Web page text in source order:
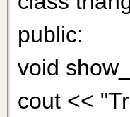
public:
void
cout <<